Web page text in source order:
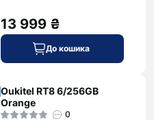
13 999 ₴
До кошика
Oukitel RT8 6/256GB
Orange
0